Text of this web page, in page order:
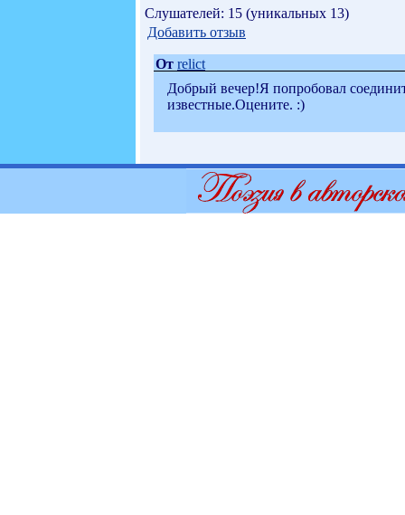
Слушателей: 15 (уникальных 13)
Добавить отзыв
От relict
Добрый вечер!Я попробовал
известные.Оцените. :)